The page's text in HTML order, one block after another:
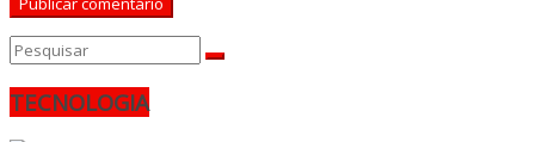
TECNOLOGIA